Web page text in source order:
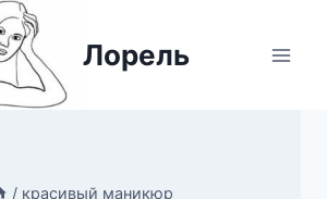
Лорель
/ красивый маникюр